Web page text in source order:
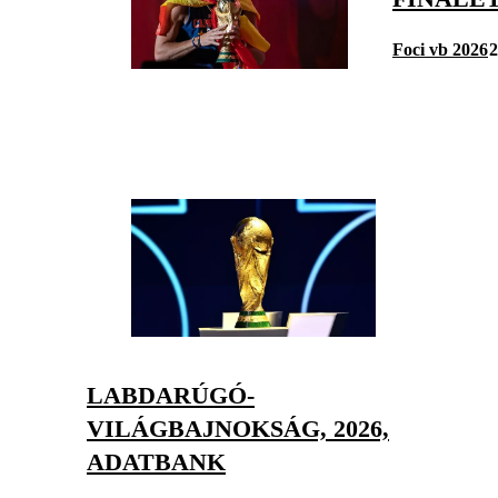
Foci vb 2026
LABDARÚGÓ-
VILÁGBAJNOKSÁG, 2026,
ADATBANK